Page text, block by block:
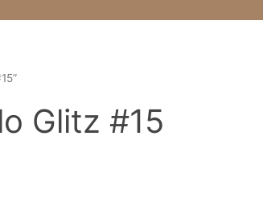
Glitz #15